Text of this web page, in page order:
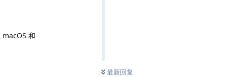
最新回复
和